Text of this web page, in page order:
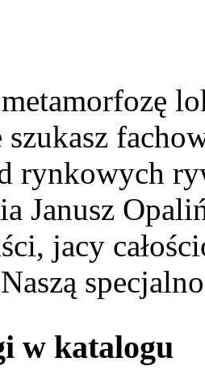
rynkowych
Janusz
jacy
w katalogu